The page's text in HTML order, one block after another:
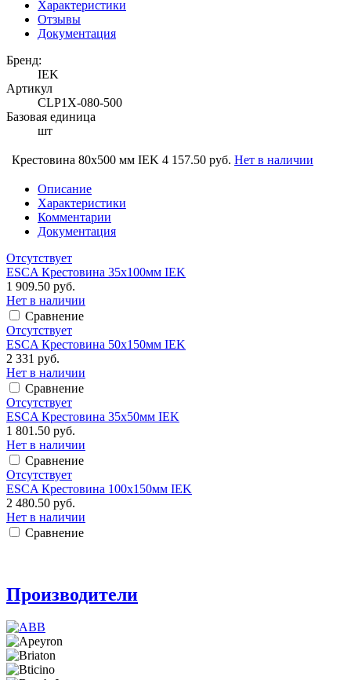
Характеристики
Отзывы
Документация
Бренд:
IEK
Артикул
CLP1X-080-500
Базовая единица
шт
Крестовина 80х500 мм IEK 4 157.50 руб. Нет в наличии
Описание
Характеристики
Комментарии
Документация
Отсутствует
ESCA Крестовина 35х100мм IEK
1 909.50 руб.
Нет в наличии
Сравнение
Отсутствует
ESCA Крестовина 50х150мм IEK
2 331 руб.
Нет в наличии
Сравнение
Отсутствует
ESCA Крестовина 35х50мм IEK
1 801.50 руб.
Нет в наличии
Сравнение
Отсутствует
ESCA Крестовина 100х150мм IEK
2 480.50 руб.
Нет в наличии
Сравнение
Производители